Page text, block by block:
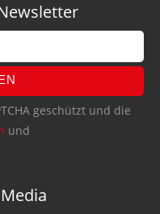
geschützt und die
und